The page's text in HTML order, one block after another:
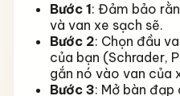
Bước 1: Đảm bảo
và van xe sạch sẽ.
Bước 2: Chọn đầu
của bạn (Schrader,
gắn nó vào van của
Bước 3: Mở bàn